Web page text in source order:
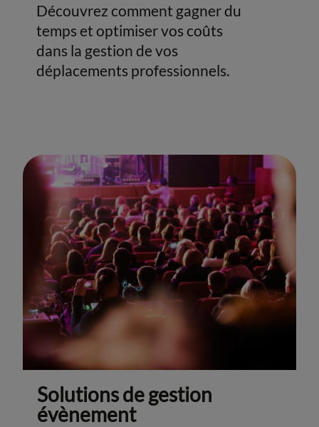
Découvrez comment gagner du
temps et optimiser vos coûts
dans la gestion de vos
déplacements professionnels.
Solutions de gestion
évènement